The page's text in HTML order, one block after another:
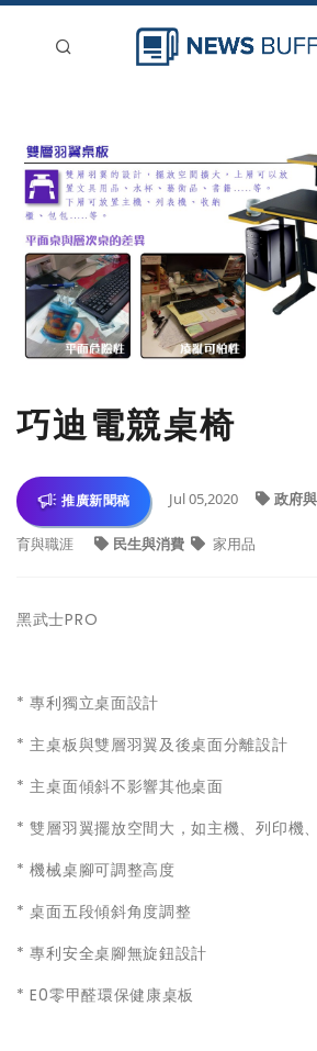
新聞稿分類
登入
刊登
巧迪電競桌椅
推廣新聞稿 Jul 05,2020 政府
育與職涯 民生與消費 家用品
黑武士PRO
* 專利獨立桌面設計
* 主桌板與雙層羽翼及後桌面分離設計
* 主桌面傾斜不影響其他桌面
* 雙層羽翼擺放空間大，如主機、列印機
* 機械桌腳可調整高度
* 桌面五段傾斜角度調整
* 專利安全桌腳無旋鈕設計
* E0零甲醛環保健康桌板